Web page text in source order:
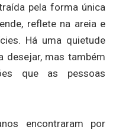
pela forma única
reflete na areia e
Há uma quietude
desejar, mas também
que as pessoas
encontraram por